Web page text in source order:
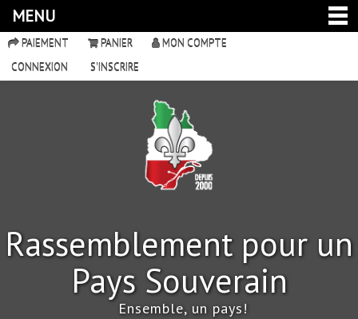
MENU
PAIEMENT PANIER
MON COMPTE
CONNEXION
S'INSCRIRE
Rassemblement pour un
Pays Souverain
Ensemble, un pays!